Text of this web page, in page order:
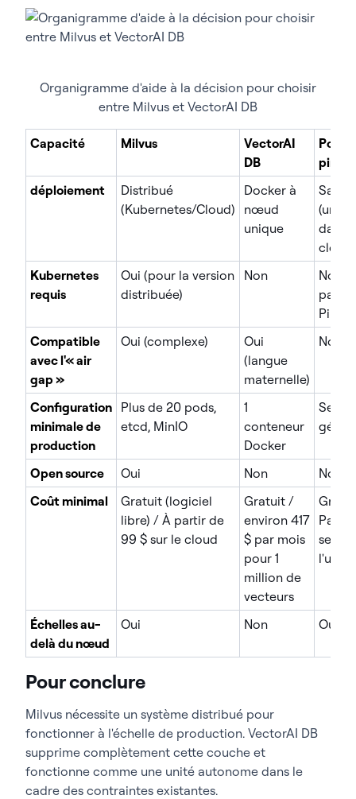
Organigramme d'aide à la décision pour choisir
entre Milvus et VectorAI DB
Capacité Milvus
VectorAI
DB
pin
déploiement
Distribué
(Kubernetes/Cloud)
Docker à
nœud
unique
SaaS
dans
cloud)
Kubernetes
requis
Oui (pour la version
distribuée)
Non
Non
par
Compatible
avec l'« air
gap »
Oui (complexe)
Oui
(langue
maternelle)
Non
Configuration
minimale de
production
Plus de 20 pods,
etcd, MinIO
1
conteneur
Docker
géré
Open source Oui Non
Non
Coût minimal
Gratuit (logiciel
libre) / À partir de
99 $ sur le cloud
Gratuit /
environ 417
$ par mois
pour 1
million de
vecteurs
selon
Échelles au-
delà du nœud
Oui Non Oui
Pour conclure
Milvus nécessite un système distribué pour
fonctionner à l'échelle de production. VectorAI DB
supprime complètement cette couche et
fonctionne comme une unité autonome dans le
cadre des contraintes existantes.